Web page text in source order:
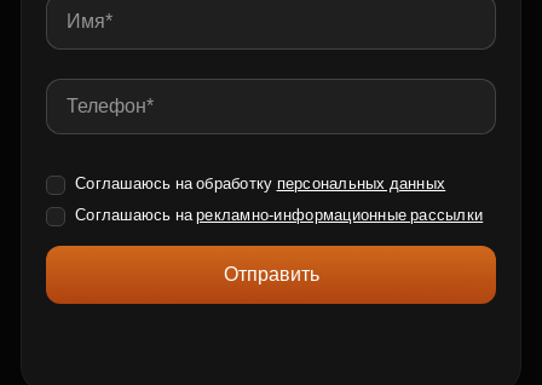
Соглашаюсь на обработку персональных данных
Соглашаюсь нарекламно-информационные рассылки
Отправить